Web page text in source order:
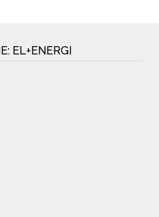
EL+ENERGI